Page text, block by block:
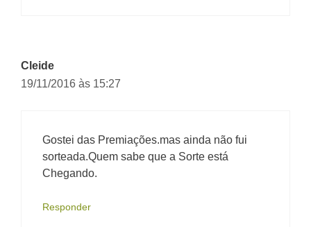
Cleide
19/11/2016 às 15:27
Gostei das Premiações.mas ainda não fui
sorteada.Quem sabe que a Sorte está
Chegando.
Responder